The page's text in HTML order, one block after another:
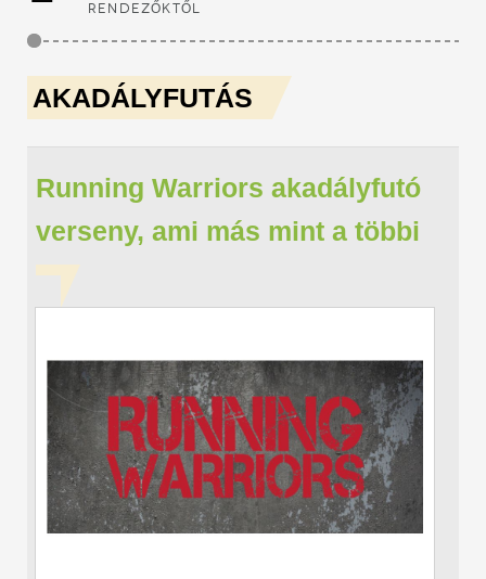
RENDEZŐKTŐL
AKADÁLYFUTÁS
Running Warriors akadályfutó
verseny, ami más mint a többi